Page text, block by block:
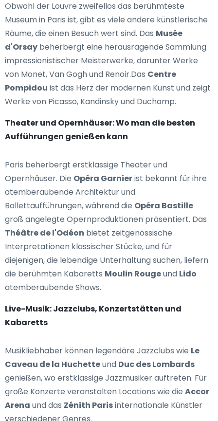
Obwohl der Louvre zweifellos das berühmteste
Museum in Paris ist, gibt es viele andere künstlerische
Räume, die einen Besuch wert sind. Das Musée
d'Orsay beherbergt eine herausragende Sammlung
impressionistischer Meisterwerke, darunter Werke
von Monet, Van Gogh und Renoir.Das Centre
Pompidou ist das Herz der modernen Kunst und zeigt
Werke von Picasso, Kandinsky und Duchamp.
Theater und Opernhäuser: Wo man die besten
Aufführungen genießen kann
Paris beherbergt erstklassige Theater und
Opernhäuser. Die Opéra Garnierist bekannt für ihre
atemberaubende Architektur und
Ballettaufführungen, während die Opéra Bastille
groß angelegte Opernproduktionen präsentiert. Das
Théâtre de l'Odéon bietet zeitgenössische
Interpretationen klassischer Stücke, und für
diejenigen, die lebendige Unterhaltung suchen, liefern
die berühmten Kabaretts Moulin Rougeund Lido
atemberaubende Shows.
Live-Musik: Jazzclubs, Konzertstätten und
Kabaretts
Musikliebhaber können legendäre Jazzclubs wie Le
Caveau de la Huchetteund Duc des Lombards
genießen, wo erstklassige Jazzmusiker auftreten. Für
große Konzerte veranstalten Locations wie die Accor
Arena und das Zénith Parisinternationale Künstler